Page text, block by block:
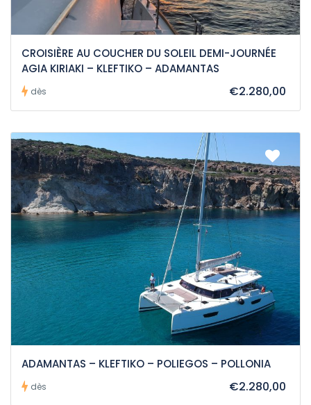
CROISIÈRE AU COUCHER DU SOLEIL DEMI-JOURNÉE
AGIA KIRIAKI – KLEFTIKO – ADAMANTAS
dès €2.280,00
ADAMANTAS – KLEFTIKO – POLIEGOS – POLLONIA
dès €2.280,00